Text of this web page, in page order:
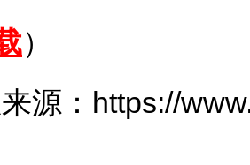
）
：https://